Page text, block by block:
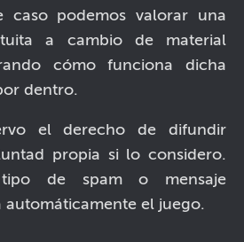
caso podemos valorar una
a cambio de material
cómo funciona dicha
dentro.
el derecho de difundir
propia si lo considero.
de spam o mensaje
automáticamente el juego.